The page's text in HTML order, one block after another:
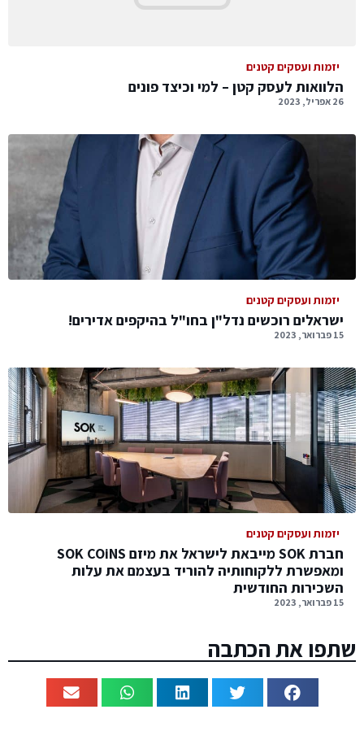
יזמות ועסקים קטנים
הלוואות לעסק קטן – למי וכיצד פונים
26 אפריל, 2023
יזמות ועסקים קטנים
ישראלים רוכשים נדל"ן בחו"ל בהיקפים אדירים!
15 פברואר, 2023
יזמות ועסקים קטנים
חברת SOK מייבאת לישראל את מיזם SOK COiNS
ומאפשרת ללקוחותיה להוריד בעצמם את עלות
השכירות החודשית
15 פברואר, 2023
שתפו את הכתבה